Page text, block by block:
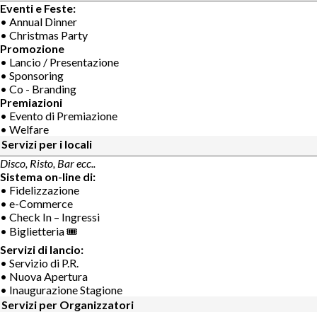
Eventi e Feste:
• Annual Dinner
• Christmas Party
Promozione
• Lancio / Presentazione
• Sponsoring
• Co - Branding
Premiazioni
• Evento di Premiazione
• Welfare
Servizi per i locali
Disco, Risto, Bar ecc..
Sistema on-line di:
• Fidelizzazione
• e-Commerce
• Check In – Ingressi
• Biglietteria 🎟
Servizi di lancio:
• Servizio di P.R.
• Nuova Apertura
• Inaugurazione Stagione
Servizi per Organizzatori